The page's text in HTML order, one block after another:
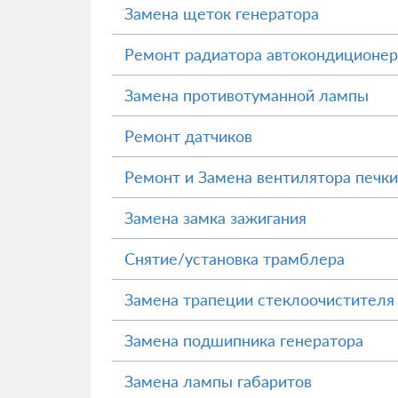
Замена щеток генератора
Ремонт радиатора
Замена противотуманной лампы
Ремонт датчиков
Ремонт и Замена вентилятора печки
Замена замка зажигания
Снятие/установка трамблера
Замена трапеции стеклоочистителя
Замена подшипника генератора
Замена лампы габаритов